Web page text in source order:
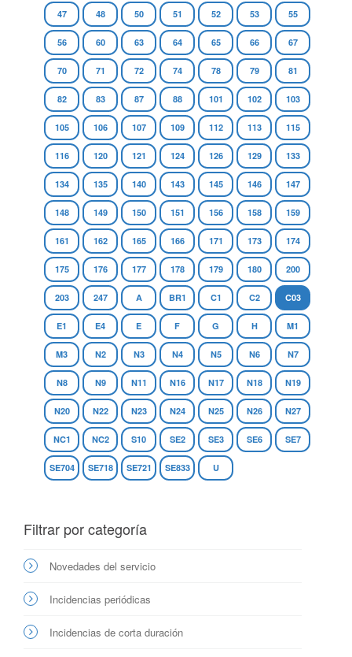
47 48 50 51 52 53 55
56 60 63 64 65 66 67
70 71 72 74 78 79 81
82 83 87 88 101 102 103
105 106 107 109 112 113 115
116 120 121 124 126 129 133
134 135 140 143 145 146 147
148 149 150 151 156 158 159
161 162 165 166 171 173 174
175 176 177 178 179 180 200
203 247 A BR1 C1 C2 C03
E1 E4 E F G H M1
M3 N2 N3 N4 N5 N6 N7
N8 N9 N11 N16 N17 N18 N19
N20 N22 N23 N24 N25 N26 N27
NC1 NC2 S10 SE2 SE3 SE6 SE7
SE704 SE718 SE721 SE833 U
Filtrar por categoría
Novedades del servicio
Incidencias periódicas
Incidencias de corta duración